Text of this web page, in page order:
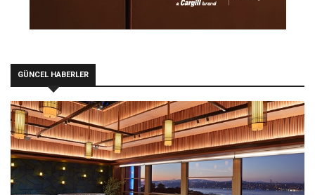
GÜNCEL HABERLER